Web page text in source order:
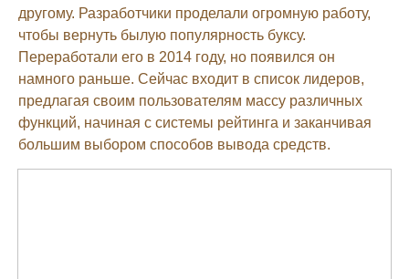
другому. Разработчики проделали огромную работу,
чтобы вернуть былую популярность буксу.
Переработали его в 2014 году, но появился он
намного раньше. Сейчас входит в список лидеров,
предлагая своим пользователям массу различных
функций, начиная с системы рейтинга и заканчивая
большим выбором способов вывода средств.